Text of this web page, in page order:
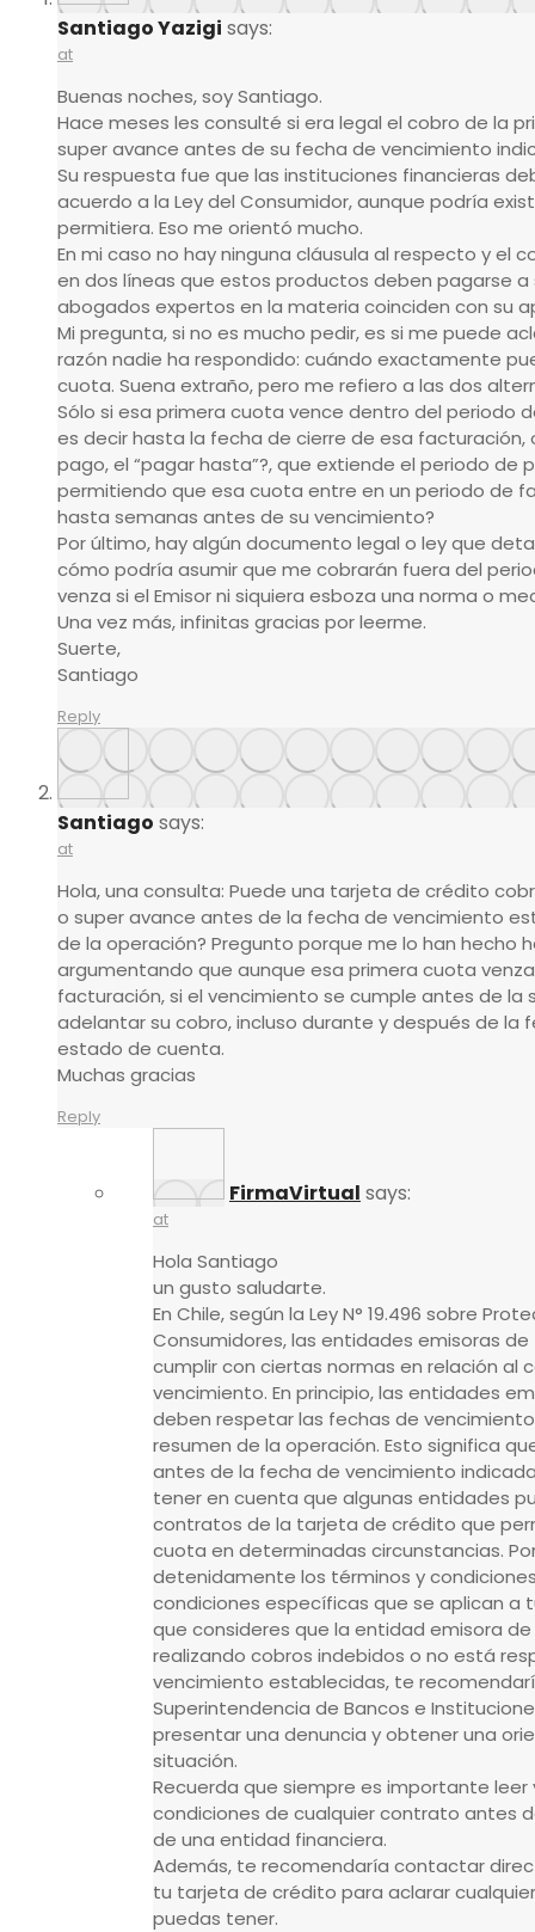
Santiago Yazigi says:
at
Buenas noches, soy Santiago.
Hace meses les consulté si era legal el cobro de la
super avance antes de su fecha de vencimiento
Su respuesta fue que las instituciones financieras
acuerdo a la Ley del Consumidor, aunque podría
permitiera. Eso me orientó mucho.
En mi caso no hay ninguna cláusula al respecto y el
en dos líneas que estos productos deben pagarse a
abogados expertos en la materia coinciden con su
Mi pregunta, si no es mucho pedir, es si me puede
razón nadie ha respondido: cuándo exactamente
cuota. Suena extraño, pero me refiero a las dos
Sólo si esa primera cuota vence dentro del periodo
es decir hasta la fecha de cierre de esa
pago, el “pagar hasta”?, que extiende el periodo de
permitiendo que esa cuota entre en un periodo de
hasta semanas antes de su vencimiento?
Por último, hay algún documento legal o ley que
cómo podría asumir que me cobrarán fuera del
venza si el Emisor ni siquiera esboza una norma o
Una vez más, infinitas gracias por leerme.
Suerte,
Santiago
Reply
Santiago says:
at
Hola, una consulta: Puede una tarjeta de crédito
o super avance antes de la fecha de vencimiento
de la operación? Pregunto porque me lo han hecho
argumentando que aunque esa primera cuota
facturación, si el vencimiento se cumple antes de la
adelantar su cobro, incluso durante y después de
estado de cuenta.
Muchas gracias
Reply
FirmaVirtual says:
at
Hola Santiago
un gusto saludarte.
En Chile, según la Ley N° 19.496 sobre
Consumidores, las entidades emisoras
cumplir con ciertas normas en relación al
vencimiento. En principio, las entidades
deben respetar las fechas de
resumen de la operación. Esto significa
antes de la fecha de vencimiento
tener en cuenta que algunas entidades
contratos de la tarjeta de crédito que
cuota en determinadas circunstancias.
detenidamente los términos y
condiciones específicas que se aplican a
que consideres que la entidad emisora
realizando cobros indebidos o no está
vencimiento establecidas, te
Superintendencia de Bancos e
presentar una denuncia y obtener una
situación.
Recuerda que siempre es importante
condiciones de cualquier contrato antes
de una entidad financiera.
Además, te recomendaría contactar
tu tarjeta de crédito para aclarar
puedas tener.